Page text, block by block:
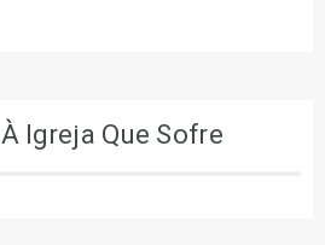
Igreja Que Sofre